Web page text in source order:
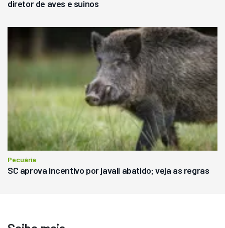
diretor de aves e suinos
Pecuária
SC aprova incentivo por javali abatido; veja as regras